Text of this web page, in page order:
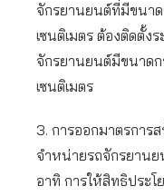
จักรยานยนต์ที่มีขนา
เซนติเมตร ต้องติดตั้ง
จักรยานยนต์มีขนาดก
เซนติเมตร
3. การออกมาตรการ
จำหน่ายรถจักรยานย
อาทิ การให้สิทธิประ